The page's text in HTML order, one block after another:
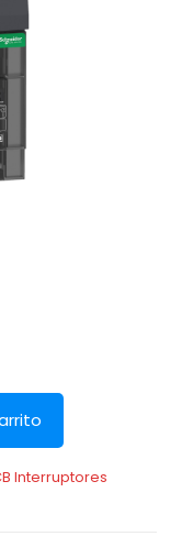
Interruptores